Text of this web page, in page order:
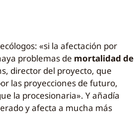
«si la afectación por
problemas de mortalidad de
director del proyecto, que
las proyecciones de futuro,
la procesionaria». Y añadía
y afecta a mucha más